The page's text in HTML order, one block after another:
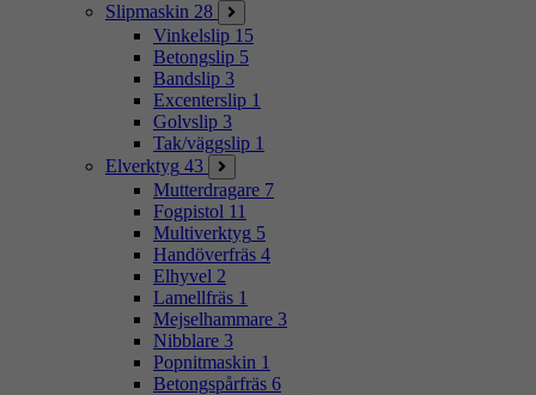
Slipmaskin 28
Vinkelslip 15
Betongslip 5
Bandslip 3
Excenterslip 1
Golvslip 3
Tak/väggslip 1
Elverktyg 43
Mutterdragare 7
Fogpistol 11
Multiverktyg 5
Handöverfräs 4
Elhyvel 2
Lamellfräs 1
Mejselhammare 3
Nibblare 3
Popnitmaskin 1
Betongspårfräs 6